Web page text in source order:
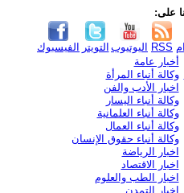
على:
الفيسبوك التويتر اليوتيوب RSS
أخبار عامة
وكالة أنباء المرأة
اخبار الأدب والفن
وكالة أنباء اليسار
وكالة أنباء العلمانية
وكالة أنباء العمال
وكالة أنباء حقوق الإنسان
اخبار الرياضة
اخبار الاقتصاد
اخبار الطب والعلوم
اخبار التمدن